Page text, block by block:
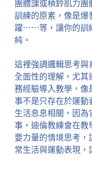
團體課或槓鈴肌力
訓練的原素，像是爆
躍⋯⋯等，讓你的訓
純。
這裡強調邏輯思考與
全面性的理解，尤
務經驗導入教學，像
事不是只存在於運動
生活息息相關，因為
事，迪倫教練會在教
要力量的情境思考，
常生活與運動表現，